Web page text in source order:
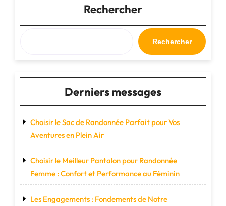
avion
:
l’indispensable
pour
voyager
Rechercher
Rechercher
Derniers messages
Choisir le Sac de Randonnée Parfait pour Vos
Aventures en Plein Air
Choisir le Meilleur Pantalon pour Randonnée
Femme : Confort et Performance au Féminin
Les Engagements : Fondements de Notre